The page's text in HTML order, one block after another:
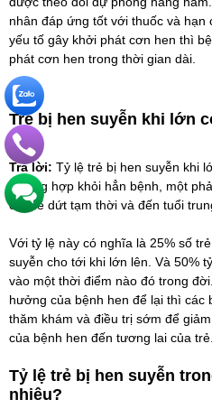
nhân đáp ứng tốt với thuốc và
yếu tố gây khởi phát cơn hen thì
phát cơn hen trong thời gian dài.
Trẻ bị hen suyễn khi lớn
Trả lời: Tỷ lệ trẻ bị hen suyễn khi
trường hợp khỏi hẳn bệnh, một
em sẽ dứt tạm thời và đến tuổi
Với tỷ lệ này có nghĩa là 25% số
suyễn cho tới khi lớn lên. Và 50%
vào một thời điểm nào đó trong
hưởng của bệnh hen để lại thì các
thăm khám và điều trị sớm để
của bệnh hen đến tương lai của trẻ.
Tỷ lệ trẻ bị hen suyễn
nhiêu?